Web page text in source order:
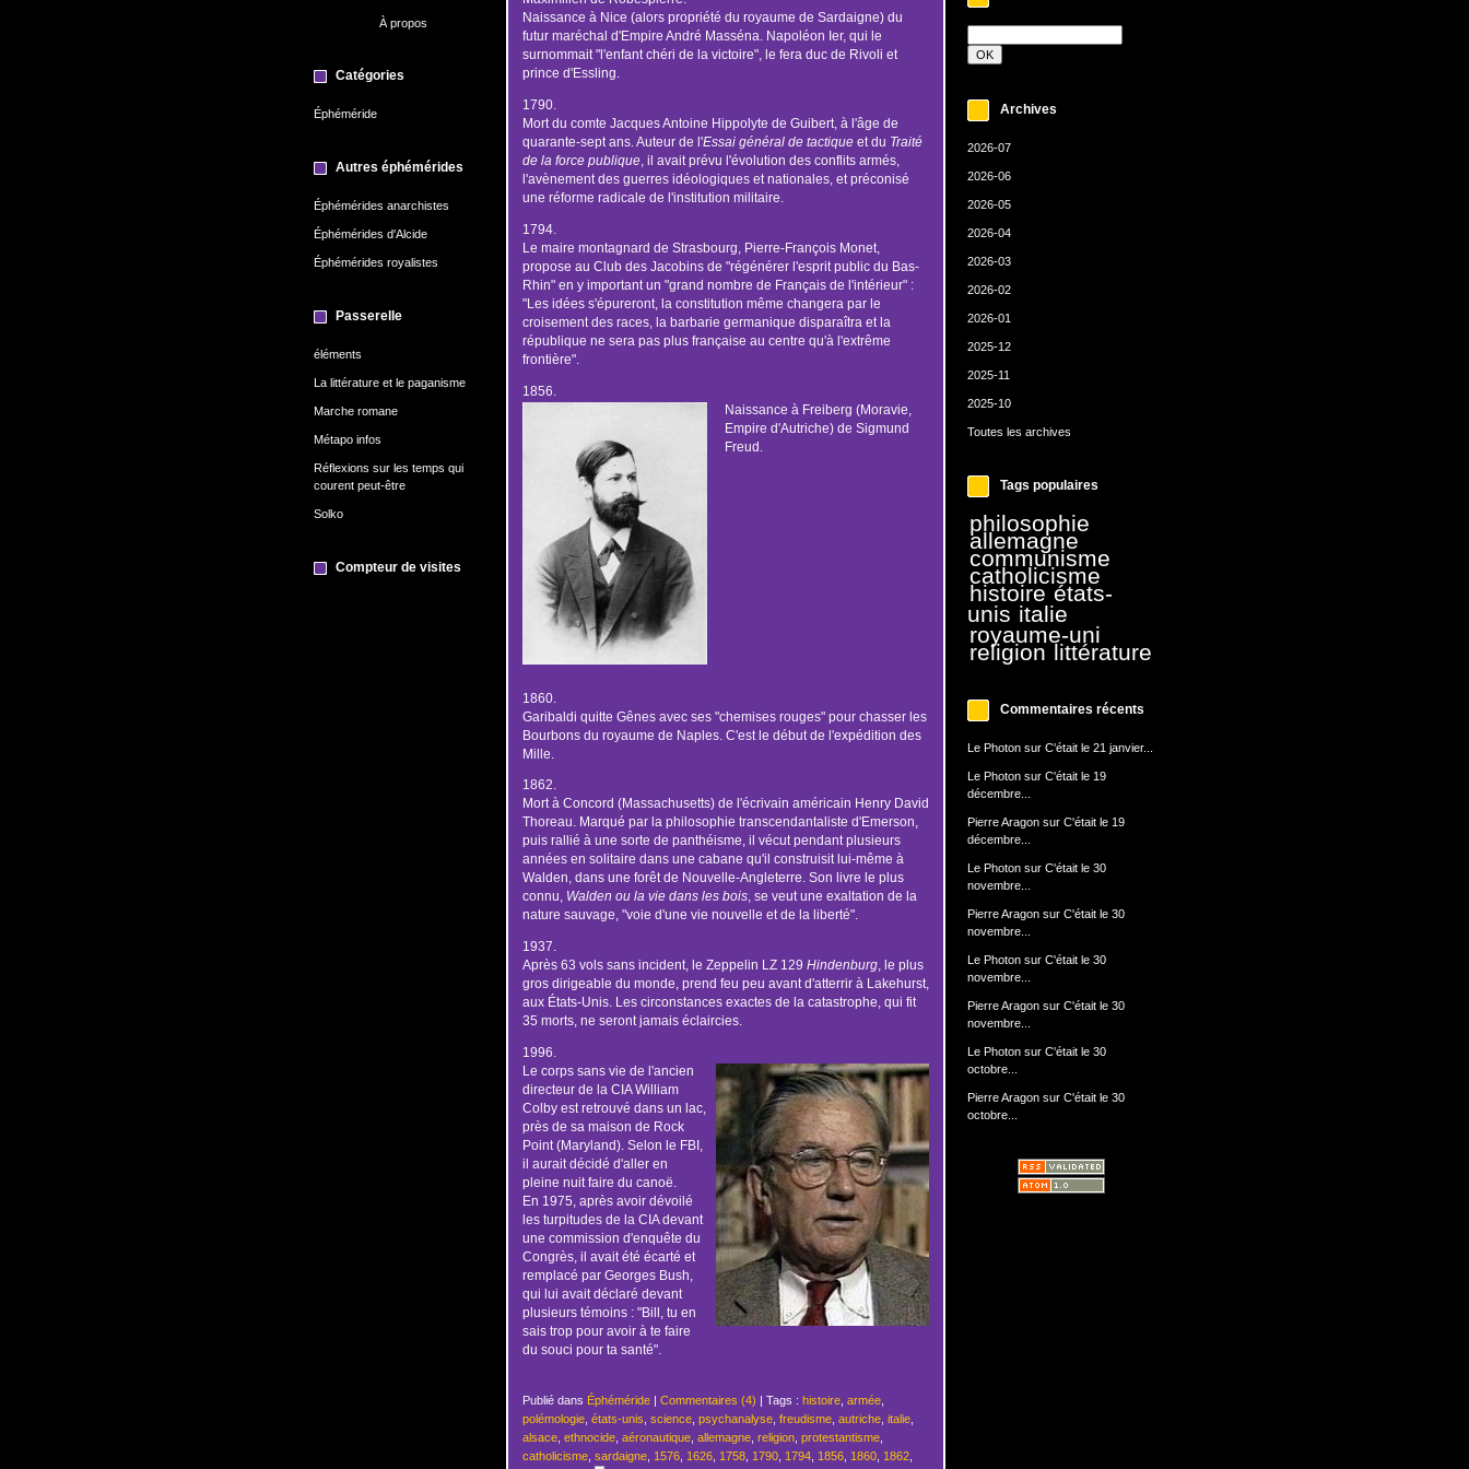
À propos
Catégories
Éphéméride
Autres éphémérides
Éphémérides anarchistes
Éphémérides d'Alcide
Éphémérides royalistes
Passerelle
éléments
La littérature et le paganisme
Marche romane
Métapo infos
Réflexions sur les temps qui
courent peut-être
Solko
Compteur de visites
Archives
2026-07
2026-06
2026-05
2026-04
2026-03
2026-02
2026-01
2025-12
2025-11
2025-10
Toutes les archives
Tags populaires
philosophie
allemagne
communisme
catholicisme
histoire états-
unis italie
royaume-uni
religion littérature
Commentaires récents
Le Photonsur C'était le 21 janvier...
Le Photonsur C'était le 19
décembre...
Pierre Aragonsur C'était le 19
décembre...
Le Photonsur C'était le 30
novembre...
Pierre Aragonsur C'était le 30
novembre...
Le Photonsur C'était le 30
novembre...
Pierre Aragonsur C'était le 30
novembre...
Le Photonsur C'était le 30
octobre...
Pierre Aragonsur C'était le 30
octobre...
Naissance à Nice (alors propriété du royaume de Sardaigne) du
futur maréchal d'Empire André Masséna. Napoléon Ier, qui le
surnommait "l'enfant chéri de la victoire", le fera duc de Rivoli et
prince d'Essling.
1790.
Mort du comte Jacques Antoine Hippolyte de Guibert, à l'âge de
quarante-sept ans. Auteur de l'Essai général de tactiqueet du Traité
de la force publique, il avait prévu l'évolution des conflits armés,
l'avènement des guerres idéologiques et nationales, et préconisé
une réforme radicale de l'institution militaire.
1794.
Le maire montagnard de Strasbourg, Pierre-François Monet,
propose au Club des Jacobins de "régénérer l'esprit public du Bas-
Rhin" en y important un "grand nombre de Français de l'intérieur" :
"Les idées s'épureront, la constitution même changera par le
croisement des races, la barbarie germanique disparaîtra et la
république ne sera pas plus française au centre qu'à l'extrême
frontière".
1856.
Naissance à Freiberg (Moravie,
Empire d'Autriche) de Sigmund
Freud.
1860.
Garibaldi quitte Gênes avec ses "chemises rouges" pour chasser les
Bourbons du royaume de Naples. C'est le début de l'expédition des
Mille.
1862.
Mort à Concord (Massachusetts) de l'écrivain américain Henry David
Thoreau. Marqué par la philosophie transcendantaliste d'Emerson,
puis rallié à une sorte de panthéisme, il vécut pendant plusieurs
années en solitaire dans une cabane qu'il construisit lui-même à
Walden, dans une forêt de Nouvelle-Angleterre. Son livre le plus
connu,
Walden ou la vie dans les bois, se veut une exaltation de la
nature sauvage, "voie d'une vie nouvelle et de la liberté".
1937.
Après 63 vols sans incident, le Zeppelin LZ 129 Hindenburg, le plus
gros dirigeable du monde, prend feu peu avant d'atterrir à Lakehurst,
aux États-Unis. Les circonstances exactes de la catastrophe, qui fit
35 morts, ne seront jamais éclaircies.
1996.
Le corps sans vie de l'ancien
directeur de la CIA William
Colby est retrouvé dans un lac,
près de sa maison de Rock
Point (Maryland). Selon le FBI,
il aurait décidé d'aller en
pleine nuit faire du canoë.
En 1975, après avoir dévoilé
les turpitudes de la CIA devant
une commission d'enquête du
Congrès, il avait été écarté et
remplacé par Georges Bush,
qui lui avait déclaré devant
plusieurs témoins : "Bill, tu en
sais trop pour avoir à te faire
du souci pour ta santé".
Publié dans Éphéméride| Commentaires (4) | Tags : histoire, armée,
polémologie, états-unis science, psychanalyse, freudisme, autriche, italie,
alsace, ethnocide, aéronautique, allemagne, religion, protestantisme,
catholicisme, sardaigne, 1576, 1626, 1758, 1790, 1794, 1856, 1860, 1862,